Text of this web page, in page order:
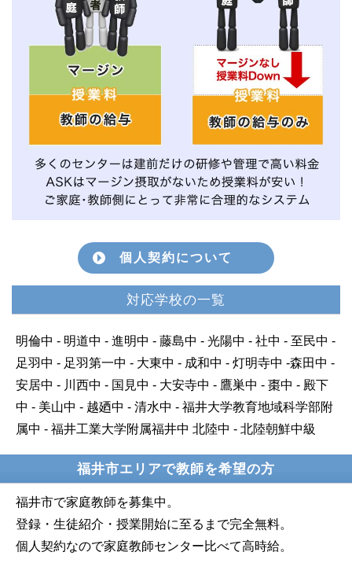
個人契約について
対応学校の一覧
明倫中 - 明道中 - 進明中 - 藤島中 - 光陽中 - 社中 - 至民中 -
足羽中 - 足羽第一中 - 大東中 - 成和中 - 灯明寺中 -森田中 -
安居中 - 川西中 - 国見中 - 大安寺中 - 鷹巣中 - 棗中 - 殿下
中 - 美山中 - 越廼中 - 清水中 - 福井大学教育地域科学部附
属中 - 福井工業大学附属福井中 北陸中 - 北陸朝鮮中級
福井市エリアで教師を希望の方
福井市で家庭教師を募集中。
登録・生徒紹介・授業開始に至るまで完全無料。
個人契約なので家庭教師センター比べて高時給。